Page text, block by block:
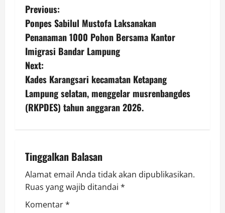
P
o
s
t
n
a
i
g
a
Previous:
Ponpes Sabilul Mustofa Laksanakan
Penanaman 1000 Pohon Bersama Kantor
Imigrasi Bandar Lampung
Next:
Kades Karangsari kecamatan Ketapang
Lampung selatan, menggelar musrenbangdes
(RKPDES) tahun anggaran 2026.
Tinggalkan Balasan
Alamat email Anda tidak akan dipublikasikan.
Ruas yang wajib ditandai *
Komentar*